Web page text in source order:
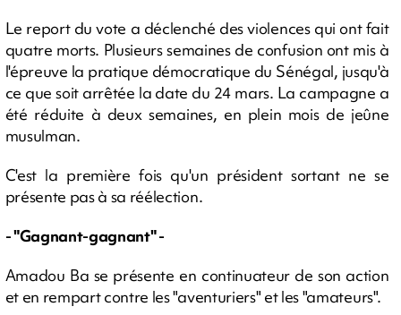
Le report du vote a déclenché des violences qui ont fait
quatre morts. Plusieurs semaines de confusion ont mis à
l'épreuve la pratique démocratique du Sénégal, jusqu'à
ce que soit arrêtée la date du 24 mars. La campagne a
été réduite à deux semaines, en plein mois de jeûne
musulman.
C'est la première fois qu'un président sortant ne se
présente pas à sa réélection.
- "Gagnant-gagnant" -
Amadou Ba se présente en continuateur de son action
et en rempart contre les "aventuriers" et les "amateurs".